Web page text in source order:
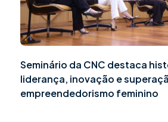
Seminário da CNC destaca
liderança, inovação e
empreendedorismo feminino